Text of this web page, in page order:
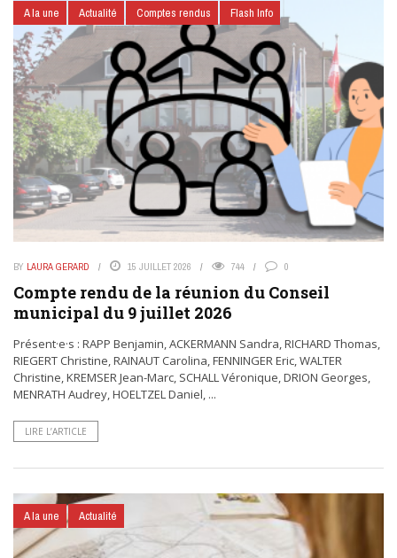
A la une Actualité Comptes rendus Flash Info
BY LAURA GERARD 15 JUILLET 2026 744 0
Compte rendu de la réunion du Conseil
municipal du 9 juillet 2026
Présent·e·s : RAPP Benjamin, ACKERMANN Sandra, RICHARD Thomas,
RIEGERT Christine, RAINAUT Carolina, FENNINGER Eric, WALTER
Christine, KREMSER Jean-Marc, SCHALL Véronique, DRION Georges,
MENRATH Audrey, HOELTZEL Daniel, ...
LIRE L’ARTICLE
A la une Actualité